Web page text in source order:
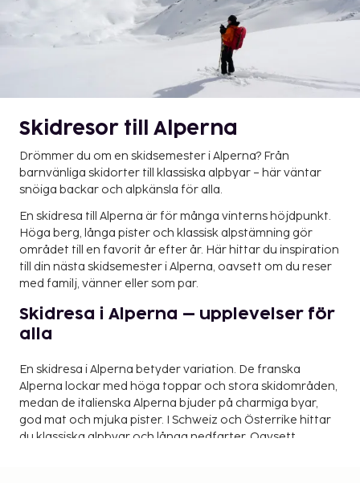
Skidresor till Alperna
Drömmer du om en skidsemester i Alperna? Från
barnvänliga skidorter till klassiska alpbyar – här väntar
snöiga backar och alpkänsla för alla.
En skidresa till Alperna är för många vinterns höjdpunkt.
Höga berg, långa pister och klassisk alpstämning gör
området till en favorit år efter år. Här hittar du inspiration
till din nästa skidsemester i Alperna, oavsett om du reser
med familj, vänner eller som par.
Skidresa i Alperna – upplevelser för
alla
En skidresa i Alperna betyder variation. De franska
Alperna lockar med höga toppar och stora skidområden,
medan de italienska Alperna bjuder på charmiga byar,
god mat och mjuka pister. I Schweiz och Österrike hittar
du klassiska alpbyar och långa nedfarter. Oavsett